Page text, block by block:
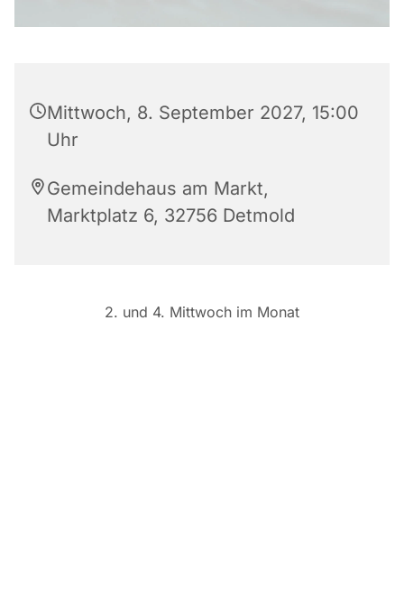
Mittwoch, 8. September 2027, 15:00
Uhr
Gemeindehaus am Markt,
Marktplatz 6, 32756 Detmold
2. und 4. Mittwoch im Monat